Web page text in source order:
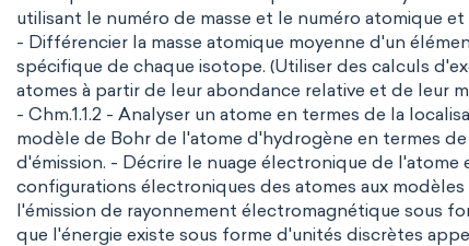
utilisant le numéro de masse et le numéro atomique
- Différencier la masse atomique moyenne d'un
spécifique de chaque isotope. (Utiliser des calculs
atomes à partir de leur abondance relative et de leur
- Chm.1.1.2 - Analyser un atome en termes de la
modèle de Bohr de l'atome d'hydrogène en termes
d'émission. - Décrire le nuage électronique de
configurations électroniques des atomes aux
l'émission de rayonnement électromagnétique sous
que l'énergie existe sous forme d'unités discrètes